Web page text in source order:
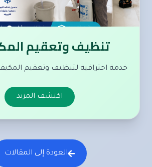
تنظيف وتعقيم
خدمة احترافية لتنظيف وتعقيم
اكتشف المزيد
العودة إلى المقالات